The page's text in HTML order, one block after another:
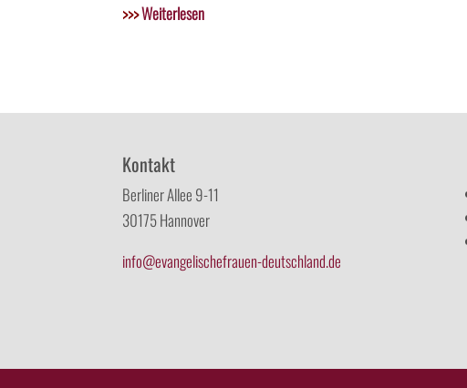
>>>Weiterlesen
Kontakt
Berliner Allee 9-11
30175 Hannover
info@evangelischefrauen-deutschland.de